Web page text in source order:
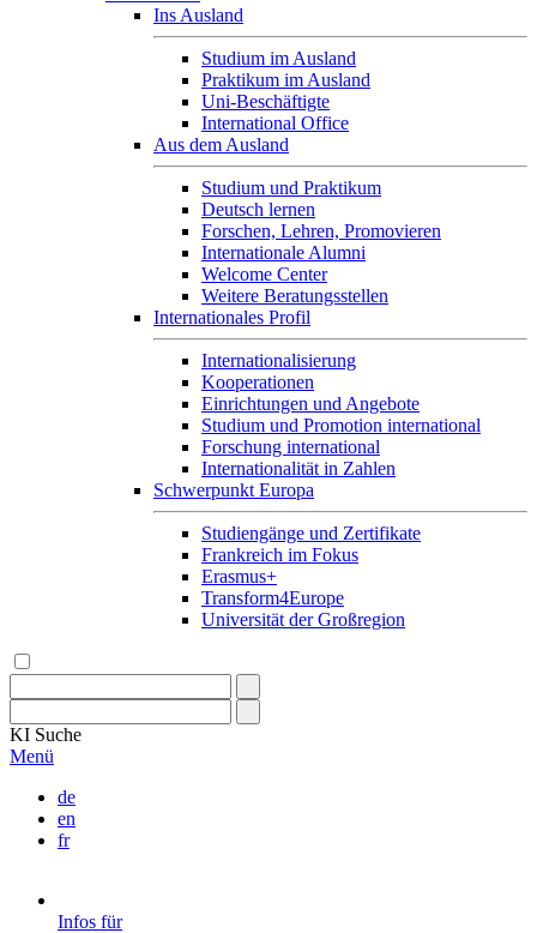
Ins Ausland
Studium im Ausland
Praktikum im Ausland
Uni-Beschäftigte
International Office
Aus dem Ausland
Studium und Praktikum
Deutsch lernen
Forschen, Lehren, Promovieren
Internationale Alumni
Welcome Center
Weitere Beratungsstellen
Internationales Profil
Internationalisierung
Kooperationen
Einrichtungen und Angebote
Studium und Promotion international
Forschung international
Internationalität in Zahlen
Schwerpunkt Europa
Studiengänge und Zertifikate
Frankreich im Fokus
Erasmus+
Transform4Europe
Universität der Großregion
KI Suche
Menü
de
en
fr
Infos für